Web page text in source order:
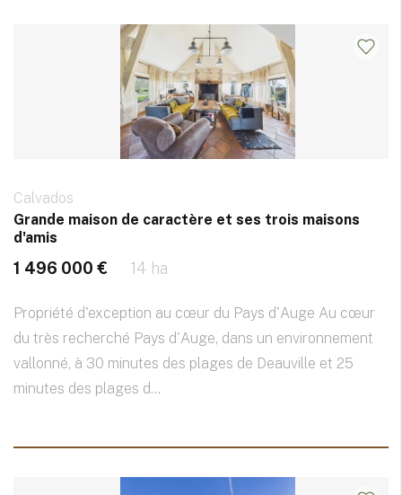
Calvados
Grande maison de caractère et ses trois maisons
d'amis
1 496 000 € 14 ha
Propriété d'exception au cœur du Pays d'Auge Au cœur
du très recherché Pays d'Auge, dans un environnement
vallonné, à 30 minutes des plages de Deauville et 25
minutes des plages d...